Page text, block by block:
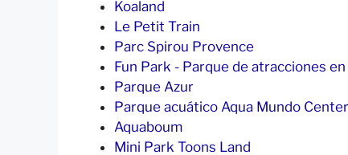
Koaland
Le Petit Train
Parc Spirou Provence
Fun Park - Parque de atracciones
Parque Azur
Parque acuático Aqua Mundo
Aquaboum
Mini Park Toons Land